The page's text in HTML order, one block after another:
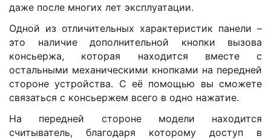
даже после многих лет эксплуатации.
Одной из отличительных характеристик панели –
это наличие дополнительной кнопки вызова
консьержа, которая находится вместе с
остальными механическими кнопками на передней
стороне устройства. С её помощью вы сможете
связаться с консьержем всего в одно нажатие.
На передней стороне модели находится
считыватель, благодаря которому доступ в